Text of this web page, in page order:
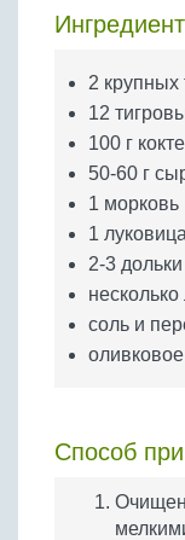
Крупы
2 крупных
12
100 г
50-60 г
1 морковь
1 луковица
2-3
соль и
Способ